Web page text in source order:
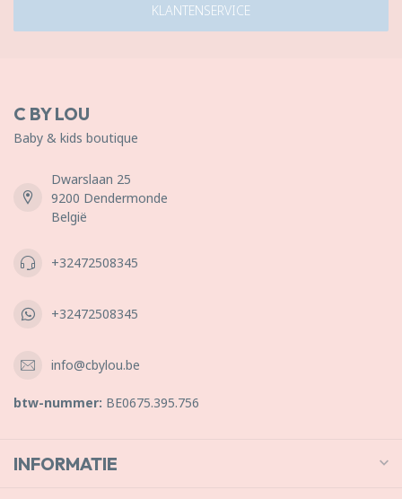
KLANTENSERVICE
C BY LOU
Baby & kids boutique
Dwarslaan 25
9200 Dendermonde
België
+32472508345
+32472508345
info@cbylou.be
btw-nummer: BE0675.395.756
INFORMATIE